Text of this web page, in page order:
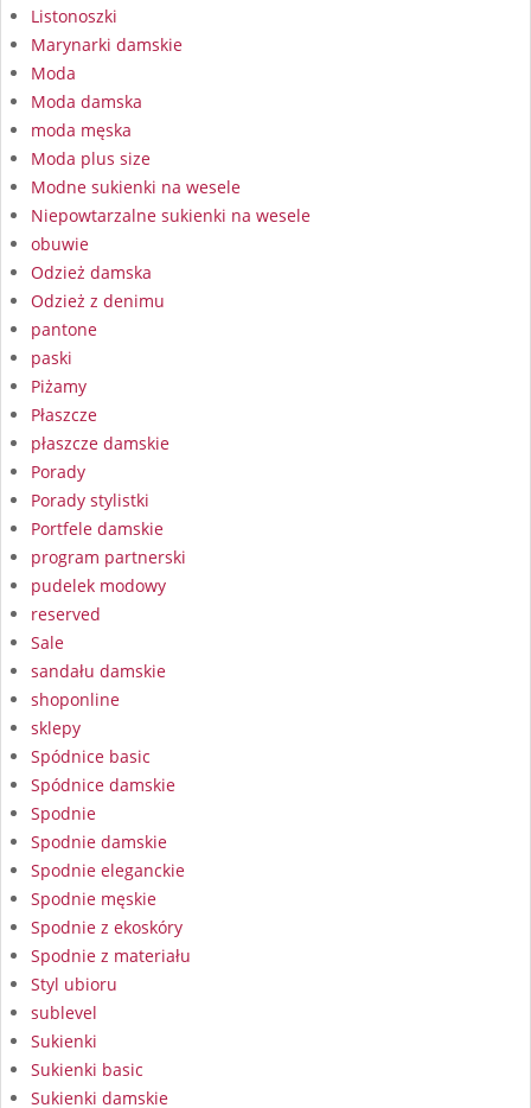
Listonoszki
Marynarki damskie
Moda
Moda damska
moda męska
Moda plus size
Modne sukienki na wesele
Niepowtarzalne sukienki na wesele
obuwie
Odzież damska
Odzież z denimu
pantone
paski
Piżamy
Płaszcze
płaszcze damskie
Porady
Porady stylistki
Portfele damskie
program partnerski
pudelek modowy
reserved
Sale
sandału damskie
shoponline
sklepy
Spódnice basic
Spódnice damskie
Spodnie
Spodnie damskie
Spodnie eleganckie
Spodnie męskie
Spodnie z ekoskóry
Spodnie z materiału
Styl ubioru
sublevel
Sukienki
Sukienki basic
Sukienki damskie